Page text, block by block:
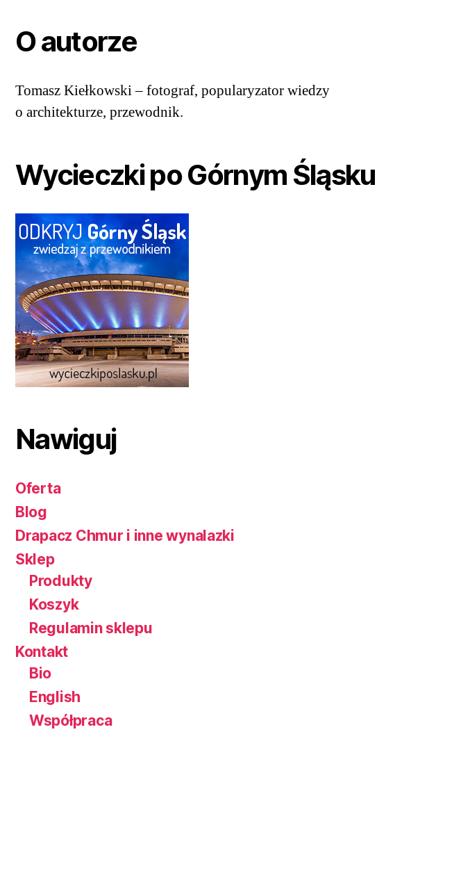
O autorze
Tomasz Kiełkowski – fotograf, popularyzator wiedzy
o architekturze, przewodnik.
Wycieczki po Górnym Śląsku
Nawiguj
Oferta
Blog
Drapacz Chmur i inne wynalazki
Sklep
Produkty
Koszyk
Regulamin sklepu
Kontakt
Bio
English
Współpraca